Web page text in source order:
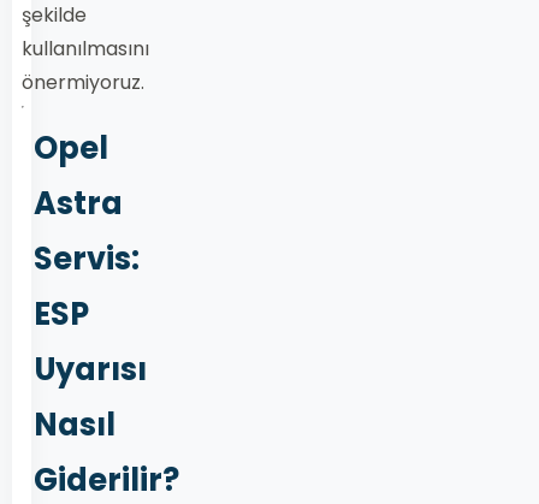
şekilde
kullanılmasını
önermiyoruz.
Opel
Astra
Servis:
ESP
Uyarısı
Nasıl
Giderilir?